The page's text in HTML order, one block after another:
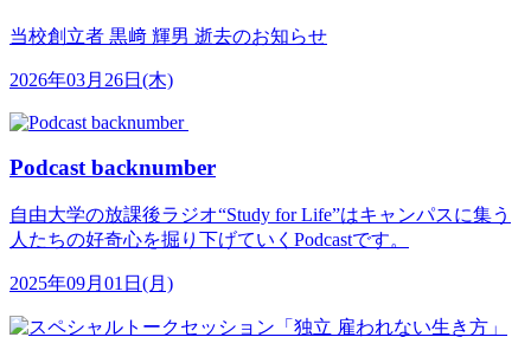
当校創立者 黒﨑 輝男 逝去のお知らせ
2026年03月26日(木)
Podcast backnumber
自由大学の放課後ラジオ“Study for Life”はキャンパスに集う
人たちの好奇心を掘り下げていくPodcastです。
2025年09月01日(月)